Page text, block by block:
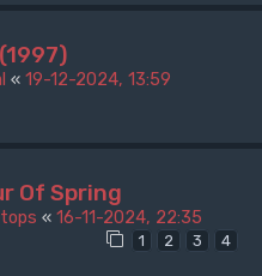
« 19-12-2024, 13:59
Of Spring
« 16-11-2024, 22:35
1 2 3 4